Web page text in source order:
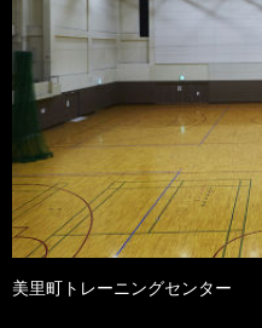
美里町トレーニングセンター